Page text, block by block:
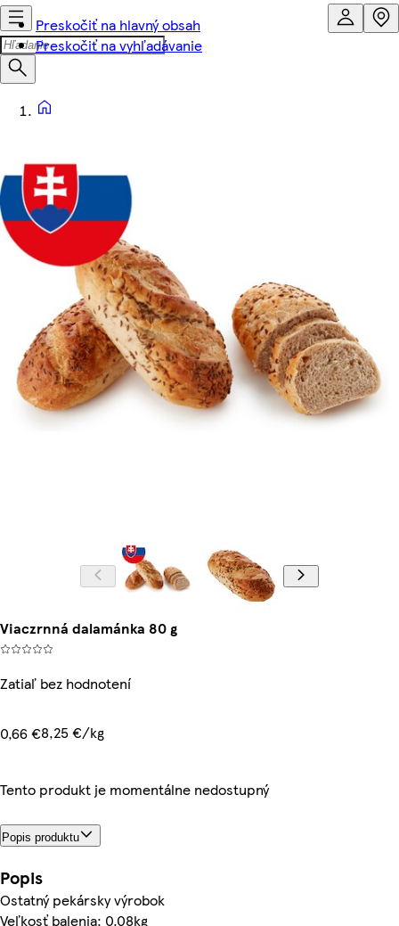
Preskočiť na hlavný obsah
Preskočiť na vyhľadávanie
Viaczrnná dalamánka 80 g
Zatiaľ bez hodnotení
0,66 €8,25 €/kg
Tento produkt je momentálne nedostupný
Popis produktu
Popis
Ostatný pekársky výrobok
Veľkosť balenia: 0.08kg